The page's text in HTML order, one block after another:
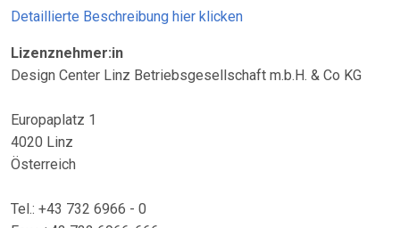
Detaillierte Beschreibung hier klicken
Lizenznehmer:in
Design Center Linz Betriebsgesellschaft m.b.H. & Co KG
Europaplatz 1
4020 Linz
Österreich
Tel.: +43 732 6966 - 0